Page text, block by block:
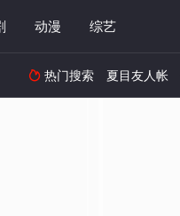
动漫 综艺
 热门搜索 夏目友人帐